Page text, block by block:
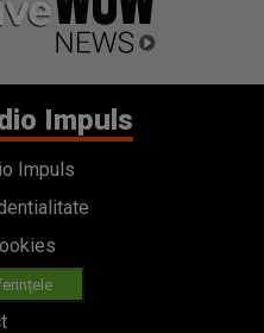
Impuls
Impuls